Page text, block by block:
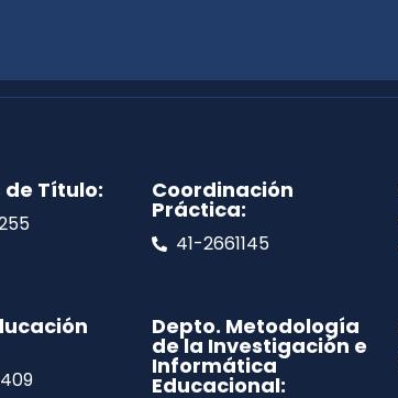
Título: Coordinación
Práctica:
41-2661145
Depto. Metodología
de la Investigación e
Informática
Educacional: